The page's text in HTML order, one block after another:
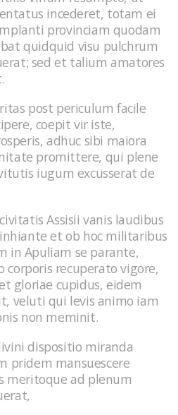
incederet, totam ei
provinciam quodam
quidquid visu pulchrum
sed et talium amatores
post periculum facile
coepit vir iste,
adhuc sibi maiora
promittere, qui plene
iugum excusserat de
Assisii vanis laudibus
et ob hoc militaribus
in Apuliam se parante,
corporis recuperato vigore,
gloriae cupidus, eidem
veluti qui levis animo iam
non meminit.
dispositio miranda
pridem mansuescere
meritoque ad plenum